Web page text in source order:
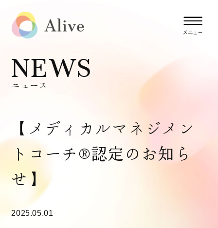
NEWS
ニュース
【メディカルマネジメン
トコーチ®認定のお知ら
せ】
2025.05.01